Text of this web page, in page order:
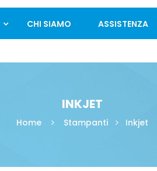
CHI SIAMO ASSISTENZA
INKJET
Home Stampanti Inkjet